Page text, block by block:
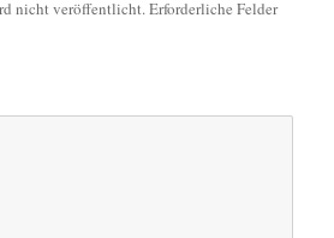
nicht veröffentlicht.Erforderliche Felder